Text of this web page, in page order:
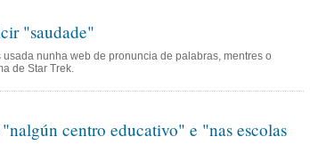
"saudade"
nunha web de pronuncia de palabras, mentres o
de Star Trek.
centro educativo" e "nas escolas